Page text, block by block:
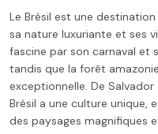
Le Brésil est une
sa nature luxuriante et ses
fascine par son carnaval et
tandis que la forêt
exceptionnelle. De
Brésil a une culture unique,
des paysages magnifiques